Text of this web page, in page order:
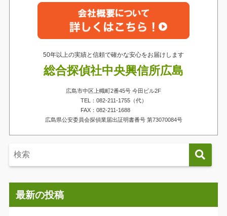
50年以上の実績と信頼で確かな安心をお届けします
総合探偵社中央興信所広島
広島市中区上幟町2番45号 今田ビル2F
TEL：082-211-1755（代）
FAX：082-211-1688
広島県公安委員会探偵業届出証明書番号 第73070084号
最新の投稿